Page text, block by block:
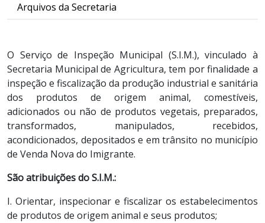
Arquivos da Secretaria
O Serviço de Inspeção Municipal (S.I.M.), vinculado à
Secretaria Municipal de Agricultura, tem por finalidade a
inspeção e fiscalização da produção industrial e sanitária
dos produtos de origem animal, comestíveis,
adicionados ou não de produtos vegetais, preparados,
transformados, manipulados, recebidos,
acondicionados, depositados e em trânsito no município
de Venda Nova do Imigrante.
São atribuições do S.I.M.:
I. Orientar, inspecionar e fiscalizar os estabelecimentos
de produtos de origem animal e seus produtos;